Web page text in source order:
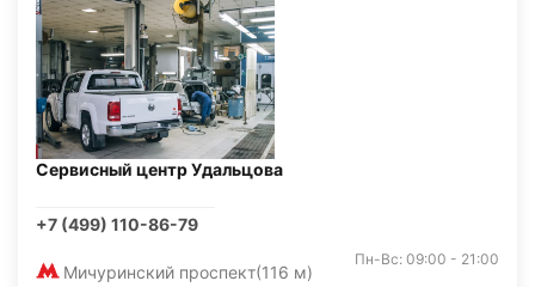
Сервисный центр Удальцова
+7 (499) 110-86-79
Мичуринский проспект(116 м)
Пн-Вс: 09:00 - 21:00